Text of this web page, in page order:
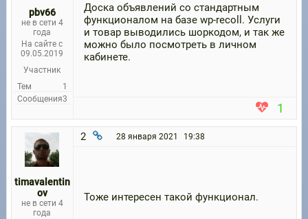
pbv66
не в сети 4
года
На сайте с
09.05.2019
Участник
Тем
1
Сообщения3
Доска объявлений со стандартным
функционалом на базе wp-recoll. Услуги
и товар выводились шоркодом, и так же
можно было посмотреть в личном
кабинете.
1
timavalentin
ov
не в сети 4
года
2 28 января 2021 19:38
Тоже интересен такой функционал.